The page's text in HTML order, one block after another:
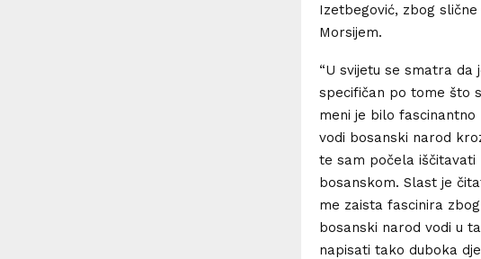
Izetbegović, zbog
Morsijem.
“U svijetu se smatra da
specifičan po tome što
meni je bilo fascinantno
vodi bosanski narod
te sam počela iščitavati
bosanskom. Slast je
me zaista fascinira
bosanski narod vodi u
napisati tako duboka